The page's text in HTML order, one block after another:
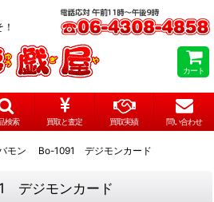
カート
検索 買取と査定 買取実績 問い合わせ
モン Bo-1091 デジモンカード
デジモンカード